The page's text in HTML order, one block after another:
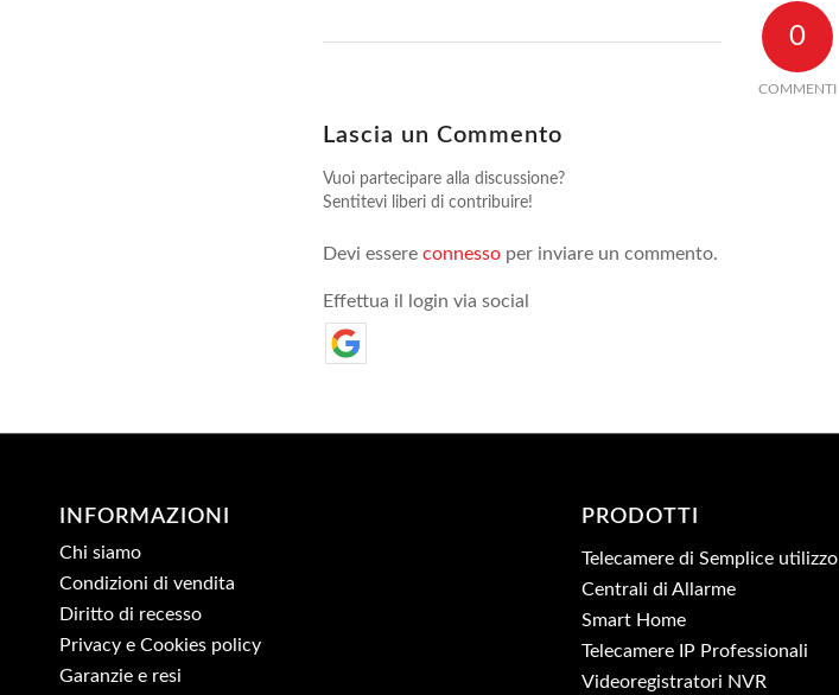
0
COMMENTI
Lascia un Commento
Vuoi partecipare alla discussione?
Sentitevi liberi di contribuire!
Devi essere connesso per inviare un commento.
Effettua il login via social
INFORMAZIONI
Chi siamo
Condizioni di vendita
Diritto di recesso
Privacy e Cookies policy
Garanzie e resi
PRODOTTI
Telecamere di Semplice utilizzo
Centrali di Allarme
Smart Home
Telecamere IP Professionali
Videoregistratori NVR